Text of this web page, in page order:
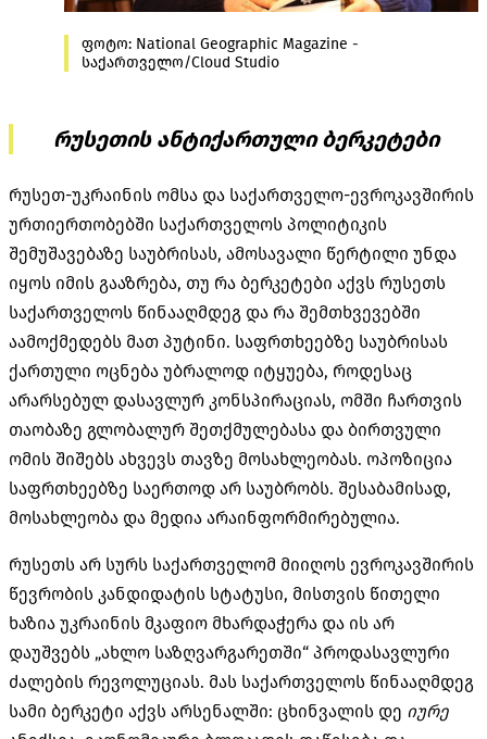
ფოტო: National Geographic Magazine -
საქართველო/Cloud Studio
რუსეთის ანტიქართული ბერკეტები
რუსეთ-უკრაინის ომსა და საქართველო-ევროკავშირის
ურთიერთობებში საქართველოს პოლიტიკის
შემუშავებაზე საუბრისას, ამოსავალი წერტილი უნდა
იყოს იმის გააზრება, თუ რა ბერკეტები აქვს რუსეთს
საქართველოს წინააღმდეგ და რა შემთხვევებში
აამოქმედებს მათ პუტინი. საფრთხეებზე საუბრისას
ქართული ოცნება უბრალოდ იტყუება, როდესაც
არარსებულ დასავლურ კონსპირაციას, ომში ჩართვის
თაობაზე გლობალურ შეთქმულებასა და ბირთვული
ომის შიშებს ახვევს თავზე მოსახლეობას. ოპოზიცია
საფრთხეებზე საერთოდ არ საუბრობს. შესაბამისად,
მოსახლეობა და მედია არაინფორმირებულია.
რუსეთს არ სურს საქართველომ მიიღოს ევროკავშირის
წევრობის კანდიდატის სტატუსი, მისთვის წითელი
ხაზია უკრაინის მკაფიო მხარდაჭერა და ის არ
დაუშვებს „ახლო საზღვარგარეთში“ პროდასავლური
ძალების რევოლუციას. მას საქართველოს წინააღმდეგ
სამი ბერკეტი აქვს არსენალში: ცხინვალის დე იურე